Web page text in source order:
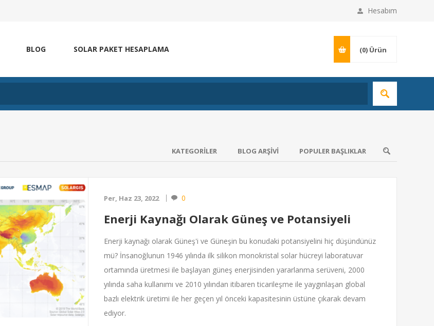
Hesabım
BLOG SOLAR PAKET HESAPLAMA (0) Ürün
Per, Haz 23, 2022 0
Enerji Kaynağı Olarak Güneş ve Potansiyeli
Enerji kaynağı olarak Güneş'i ve Güneşin bu konudaki potansiyelini hiç düşündünüz
mü? İnsanoğlunun 1946 yılında ilk silikon monokristal solar hücreyi laboratuvar
ortamında üretmesi ile başlayan güneş enerjisinden yararlanma serüveni, 2000
yılında saha kullanımı ve 2010 yılından itibaren ticarileşme ile yaygınlaşan global
bazlı elektrik üretimi ile her geçen yıl önceki kapasitesinin üstüne çıkarak devam
ediyor.
KATEGORILER BLOG ARŞIVI POPULER BAŞLIKLAR